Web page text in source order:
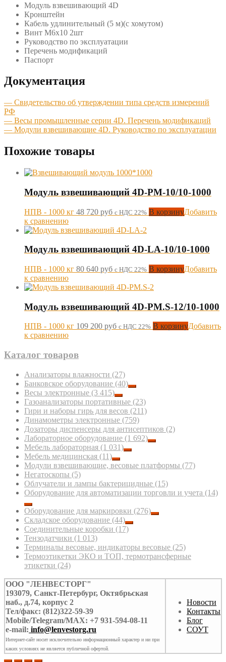
Модуль взвешивающий 4D
Кронштейн
Кабель удлинительный (5 м)(с хомутом)
Винт М6х10 2шт
Руководство по эксплуатации
Перечень модификаций
Паспорт
Документация
— Свидетельство об утверждении типа средств измерений
РФ
— Весы промышленные серии 4D. Перечень модификаций
— Модули взвешивающие 4D. Руководство по эксплуатации
Похожие товары
Модуль взвешивающий 4D-PM-10/10-1000
НПВ - 1000 кг 48 720 руб с НДС 22% В корзинуДобавить
к сравнению
Модуль взвешивающий 4D-LA-10/10-1000
НПВ - 1000 кг 80 640 руб с НДС 22% В корзинуДобавить
к сравнению
Модуль взвешивающий 4D-PM.S-12/10-1000
НПВ - 1000 кг 109 200 руб с НДС 22% В корзинуДобавить
к сравнению
Каталог товаров
Анализаторы влажности (27)
Банковское оборудование (40)
Весы электронные (3 415)
Газоанализаторы портативные (23)
Гири и наборы гирь для весов (211)
Динамометры электронные (759)
Дозаторы диспенсеры для антисептиков (2)
Лабораторное оборудование (1 692)
Мебель лабораторная (1 031)
Мебель медицинская (11)
Модули взвешивающие, весовые платформы (77)
Негатоскопы (5)
Облучатели и лампы бактерицидные (15)
Оборудование для автоматизации торговли и учета (14)
Оборудование для маркировки (276)
Складское оборудование (44)
Соединительные коробки (17)
Тензодатчики (1 013)
Терминалы весовые, индикаторы весовые (25)
Термоэтикетки ЭКО и ТОП, термотрансферные
этикетки (24)
ООО "ЛЕНВЕСТОРГ"
193079, Санкт-Петербург, Октябрьская
наб., д.74, корпус 2
Тел/факс: (812)322-59-39
Mobile/Telegram/MAX: +7 931-594-08-11
e-mail: info@lenvestorg.ru
Интернет-сайт носит исключительно информационный характер и ни при
каких условиях не является публичной офертой.
Новости
Контакты
Блог
СОУТ